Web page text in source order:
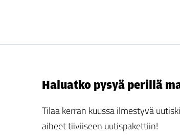
Haluatko pysyä perillä
Tilaa kerran kuussa ilmestyvä
aiheet tiiviiseen uutispakettiin!